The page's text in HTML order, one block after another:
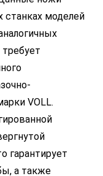
станках моделей
VOLL.
гарантирует
а также